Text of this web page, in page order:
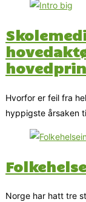
Hvorfor er feil fra
hyppigste årsaken
Norge har hatt tre